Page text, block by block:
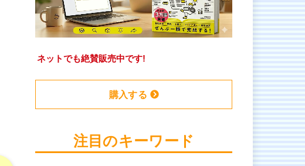
ネットでも絶賛販売中です!
購入する
注目のキーワード